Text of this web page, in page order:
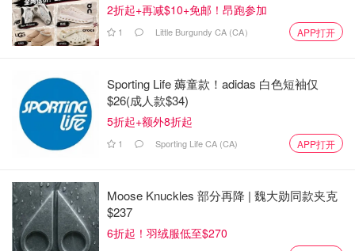
2折起+再减$10+免邮！昂跑参加
1 Little Burgundy CA (CA） APP打开
Sporting Life 薅童款！adidas 白色短袖仅
$26(成人款$34)
5折起+额外8折起
1 Sporting Life CA (CA) APP打开
Moose Knuckles 部分再降 | 魏大勋同款夹克
$237
6折起！羽绒服低至$270